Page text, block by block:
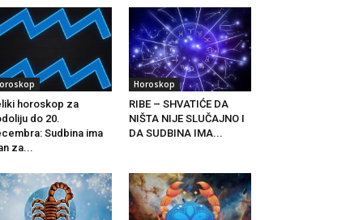
horoskop za
do 20.
Sudbina ima
za...
Horoskop
RIBE – SHVATIĆE DA
NIŠTA NIJE SLUČAJNO I
DA SUDBINA IMA...